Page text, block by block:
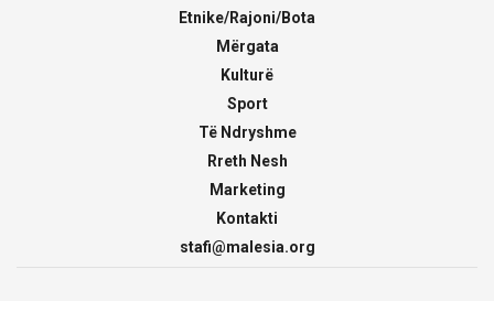
Etnike/Rajoni/Bota
Mërgata
Kulturë
Sport
Të Ndryshme
Rreth Nesh
Marketing
Kontakti
stafi@malesia.org